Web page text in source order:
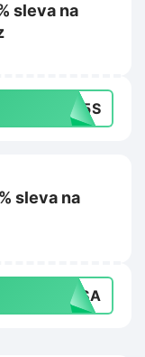
sleva na
SV5S
sleva na
JWSA